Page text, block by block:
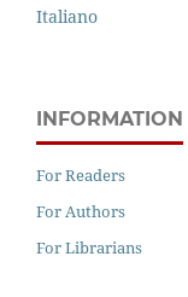
Italiano
INFORMATION
For Readers
For Authors
For Librarians